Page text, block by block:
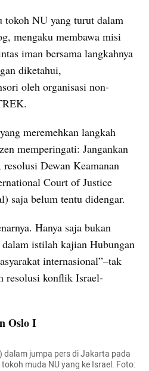
tokoh NU yang turut dalam
mengaku membawa misi
iman bersama langkahnya
diketahui,
oleh organisasi non-
meremehkan langkah
memperingati: Jangankan
Dewan Keamanan
Court of Justice
saja belum tentu didengar.
Hanya saja bukan
istilah kajian Hubungan
internasional”–tak
resolusi konflik Israel-
Oslo I
dalam jumpa pers di Jakarta pada
muda NU yang ke Israel. Foto: